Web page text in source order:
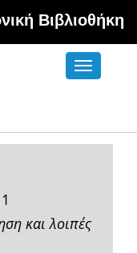
Βιβλιοθήκη
Toggle
και λοιπές